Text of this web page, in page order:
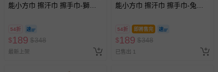
能小方巾 擦汗巾 擦手巾-獅子
54折
$189 $348
最新上架
能小方巾 擦汗巾 擦手巾-兔頭
54折 即將售完
$189 $348
已售出 1